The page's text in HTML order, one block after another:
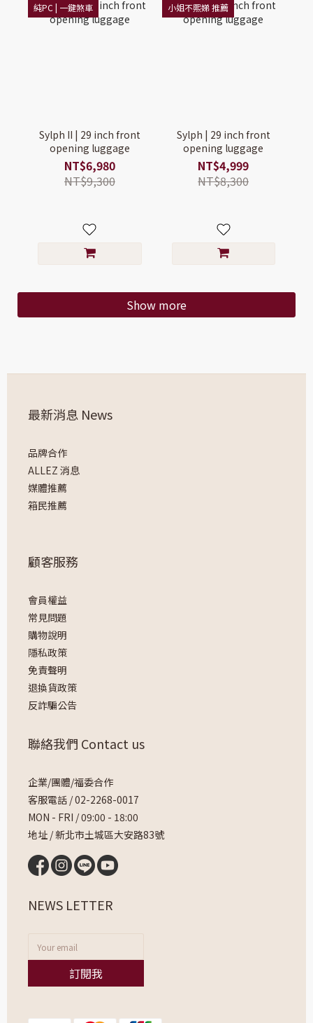
純PC | 一鍵煞車
Sylph II | 29 inch front
opening luggage
NT$6,980
NT$9,300
小姐不熙娣 推薦
Sylph | 29 inch front
opening luggage
NT$4,999
NT$8,300
Show more
最新消息 News
品牌合作
ALLEZ 消息
媒體推薦
箱民推薦
顧客服務
會員權益
常見問題
購物說明
隱私政策
免責聲明
退換貨政策
反詐騙公告
聯絡我們 Contact us
企業/團體/福委合作
客服電話 /02-2268-0017
MON - FRI / 09:00 - 18:00
地址 / 新北市土城區大安路83號
NEWS LETTER
訂閱我